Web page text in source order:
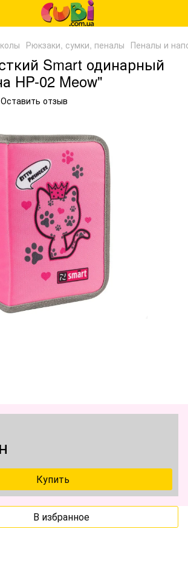
Рюкзаки, сумки, пеналы Пеналы и
Smart одинарный
HP-02 Meow"
Оставить отзыв
Купить
В избранное